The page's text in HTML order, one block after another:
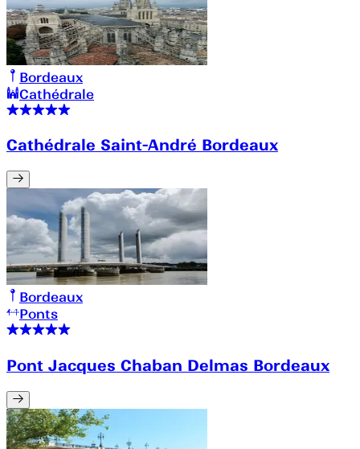
Bordeaux
Cathédrale
Cathédrale Saint-André Bordeaux
Bordeaux
Ponts
Pont Jacques Chaban Delmas Bordeaux